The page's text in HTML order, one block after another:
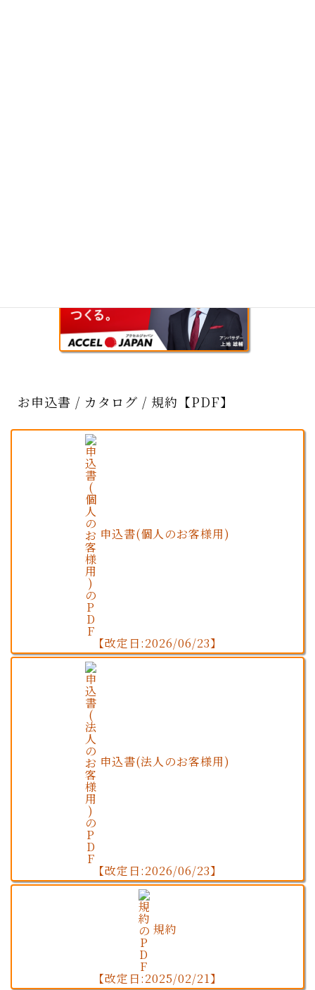
お申込書 / カタログ / 規約【PDF】
申込書(個人のお客様用)
【改定日:2026/06/23】
申込書(法人のお客様用)
【改定日:2026/06/23】
規約
【改定日:2025/02/21】